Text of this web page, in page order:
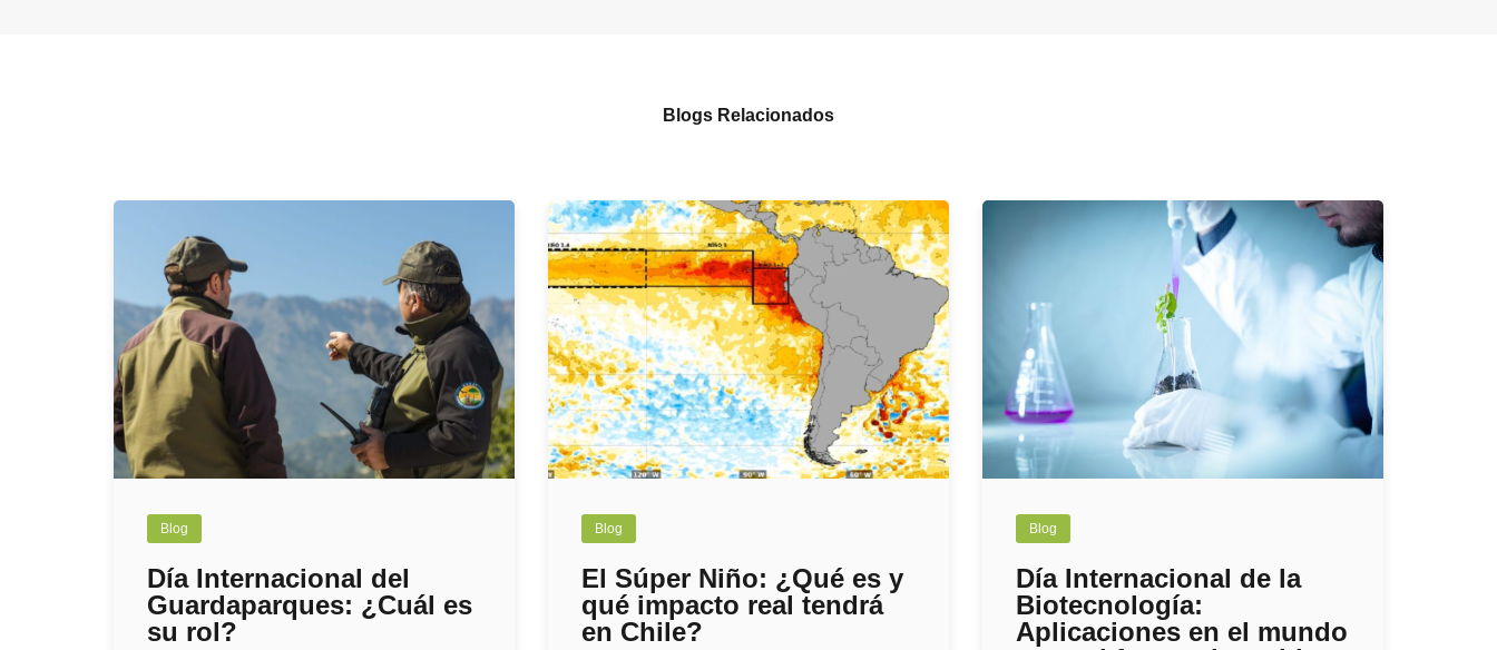
Blogs Relacionados
Blog
Día Internacional del
Guardaparques: ¿Cuál es
su rol?
Blog
El Súper Niño: ¿Qué es y
qué impacto real tendrá
en Chile?
Blog
Día Internacional de la
Biotecnología:
Aplicaciones en el mundo